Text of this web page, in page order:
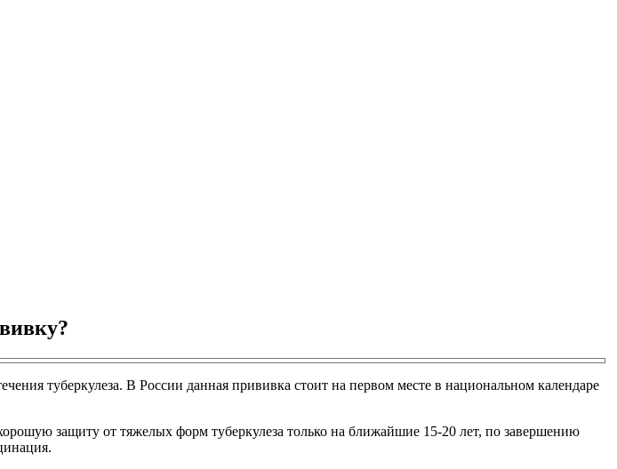
туберкулеза. В России данная прививка стоит на первом месте в национальном календаре
защиту от тяжелых форм туберкулеза только на ближайшие 15-20 лет, по завершению